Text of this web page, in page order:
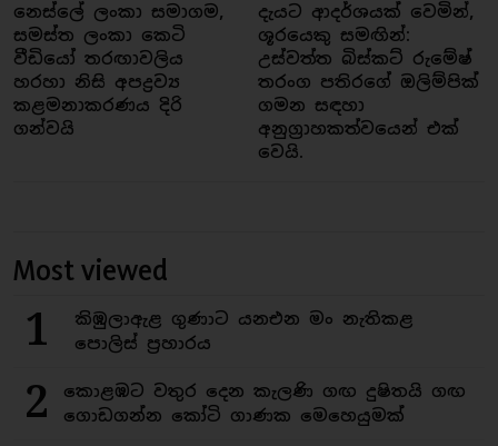
නෙස්ලේ ලංකා සමාගම,
සමස්ත ලංකා කෙටි
වීඩියෝ තරඟාවලිය
හරහා නිසි අපද්‍රව්‍ය
කළමනාකරණය දිරි
ගන්වයි
දැයට ආදර්ශයක් වෙමින්,
ශූරයෙකු සමඟින්:
උස්වත්ත බිස්කට් රුමේෂ්
තරංග පතිරගේ ඔලිම්පික්
ගමන සඳහා
අනුග්‍රාහකත්වයෙන් එක්
වෙයි.
Most viewed
1
කිඹුලාඇළ ගුණාට යනඑන මං නැතිකළ
පොලිස් ප්‍රහාරය
2
කොළඹට වතුර දෙන කැලණි ගඟ දුෂිතයි ගඟ
ගොඩගන්න කෝටි ගාණක මෙහෙයුමක්